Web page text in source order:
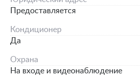
Предоставляется
Кондиционер
Да
Охрана
На входе и видеонаблюдение